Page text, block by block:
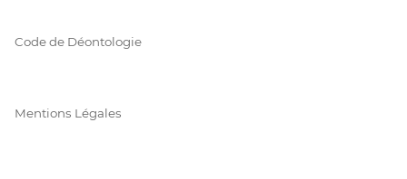
Code de Déontologie
Mentions Légales